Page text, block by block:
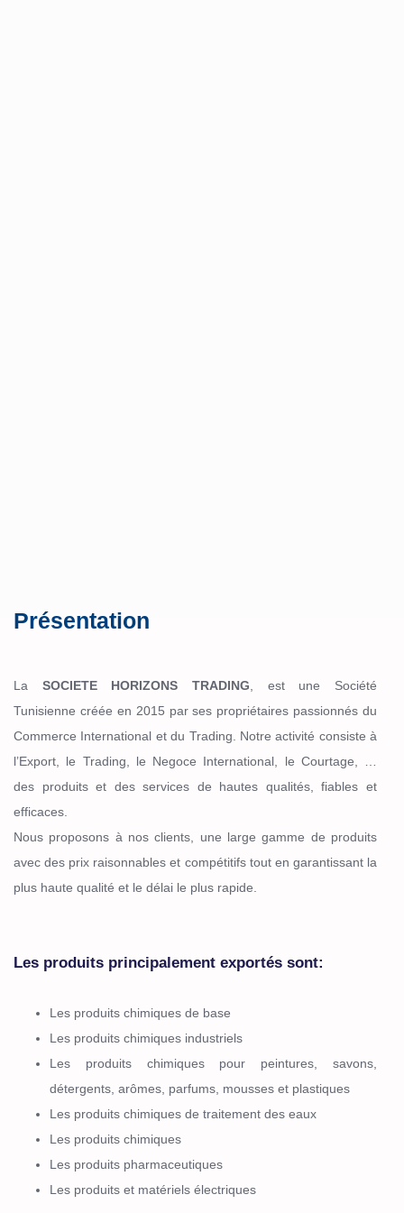
Présentation
La SOCIETE HORIZONS TRADING , est une Société
Tunisienne créée en 2015 par ses propriétaires passionnés du
Commerce International et du Trading. Notre activité consiste à
l’Export, le Trading, le Negoce International, le Courtage, …
des produits et des services de hautes qualités, fiables et
efficaces.
Nous proposons à nos clients, une large gamme de produits
avec des prix raisonnables et compétitifs tout en garantissant la
plus haute qualité et le délai le plus rapide.
Les produits principalement exportés sont:
Les produits chimiques de base
Les produits chimiques industriels
Les produits chimiques pour peintures, savons,
détergents, arômes, parfums, mousses et plastiques
Les produits chimiques de traitement des eaux
Les produits chimiques
Les produits pharmaceutiques
Les produits et matériels électriques